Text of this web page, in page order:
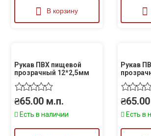
В корзину
Рукав ПВХ пищевой
прозрачный 12*2,5мм
₴65.00 м.п.
Есть в наличии
Рукав
₴65.00
Есть в